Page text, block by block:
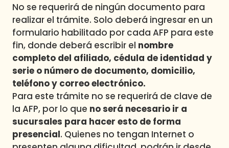
No se requerirá de ningún documento para
realizar el trámite. Solo deberá ingresar en un
formulario habilitado por cada AFP para este
fin, donde deberá escribir el nombre
completo del afiliado, cédula de identidad y
serie o número de documento, domicilio,
teléfono y correo electrónico.
Para este trámite no se requerirá de clave de
la AFP, por lo que no será necesario ir a
sucursales para hacer esto de forma
presencial. Quienes no tengan Internet o